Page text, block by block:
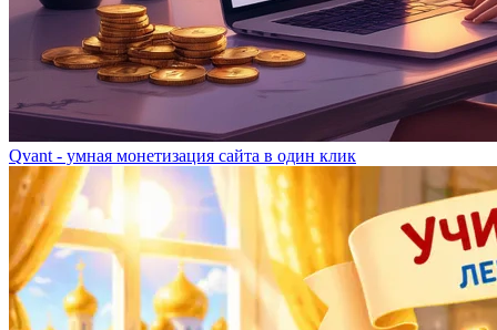
Qvant - умная монетизация сайта в один клик